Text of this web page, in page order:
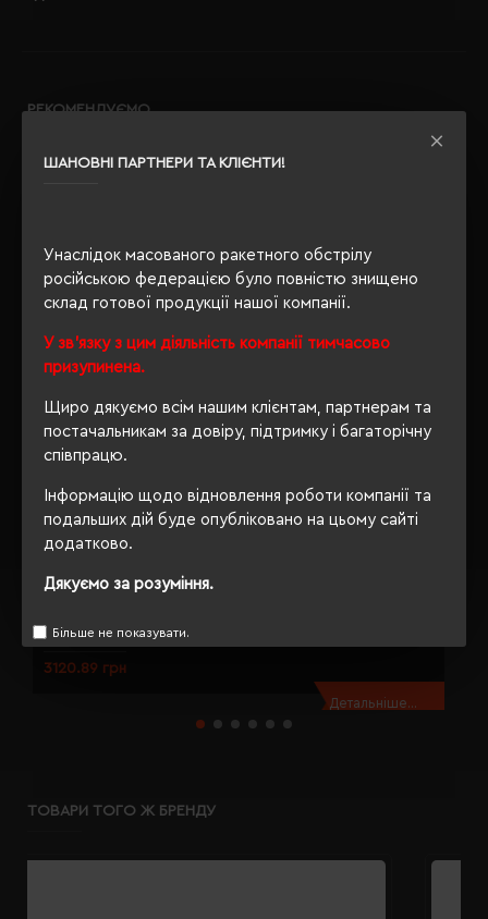
ШАНОВНІ ПАРТНЕРИ ТА КЛІЄНТИ!
Унаслідок масованого ракетного обстрілу
російською федерацією було повністю знищено
склад готової продукції нашої компанії.
У зв'язку з цим діяльність компанії тимчасово
призупинена.
Щиро дякуємо всім нашим клієнтам, партнерам та
постачальникам за довіру, підтримку і багаторічну
співпрацю.
Інформацію щодо відновлення роботи компанії та
подальших дій буде опубліковано на цьому сайті
додатково.
Дякуємо за розуміння.
Більше не показувати.
РЕКОМЕНДУЄМО
Модель: 848BZ-DW(Stefania)
Барсетка чоловіча шкіряна Stefania бордовий - 848BZ-DW-82
3120.89 грн
Детальніше...
ТОВАРИ ТОГО Ж БРЕНДУ